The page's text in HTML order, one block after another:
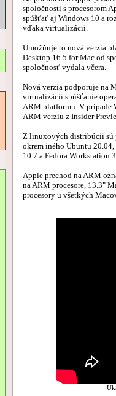
spoločnosti s procesorom
spúšťať aj Windows 10 a
vďaka virtualizácii.
Umožňuje to nová verzia
Desktop 16.5 for Mac od
spoločnosť vydala včera.
Nová verzia podporuje na
virtualizácii spúšťanie
ARM platformu. V prípade
ARM verziu z Insider
Z linuxových distribúcii sú
okrem iného Ubuntu
10.7 a Fedora Workstation
Apple prechod na ARM
na ARM procesore, 13.3"
procesory u všetkých